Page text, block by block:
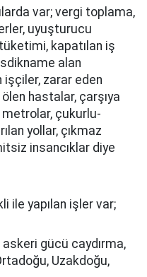
var; vergi toplama,
uyuşturucu
kapatılan iş
alan
işçiler, zarar eden
hastalar, çarşıya
çukurlu-
yollar, çıkmaz
insancıklar diye
ile yapılan işler var;
gücü caydırma,
Uzakdoğu,